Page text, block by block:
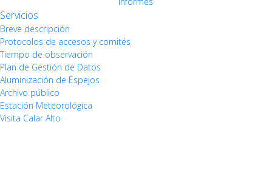
Servicios
Breve descripción
Protocolos de accesos y comités
Tiempo de observación
Plan de Gestión de Datos
Aluminización de Espejos
Archivo público
Estación Meteorológica
Visita Calar Alto